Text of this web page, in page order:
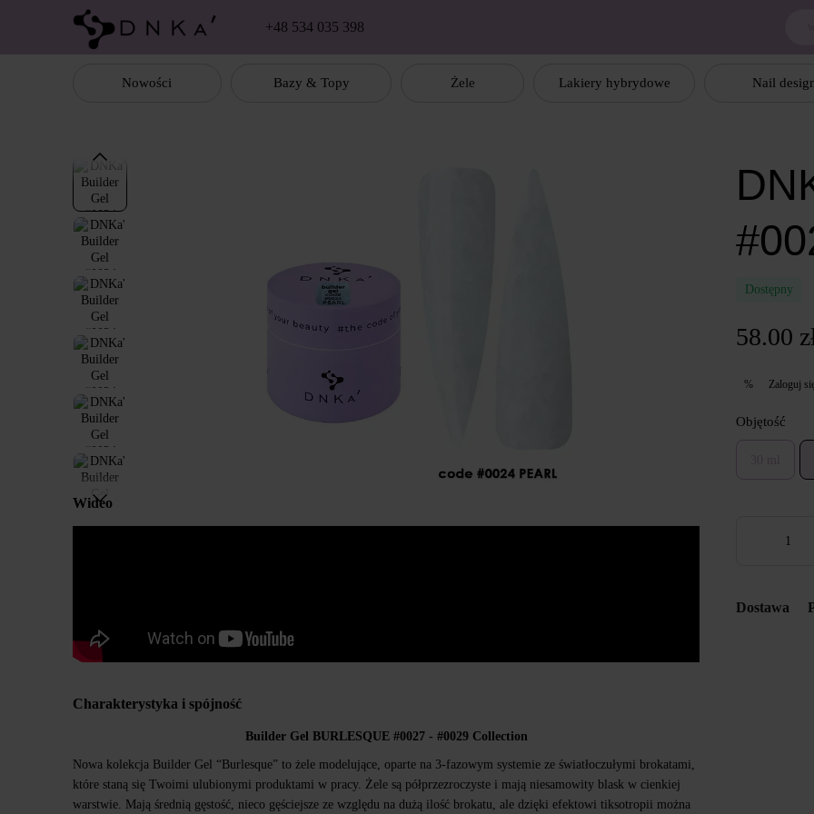
Перейти к основному контенту
+48 534 035 398
Nowości Bazy & Topy Żele Lakiery hybrydowe Nail
Wideo
Charakterystyka i spójność
Builder Gel BURLESQUE #0027 - #0029 Collection
Nowa kolekcja Builder Gel “Burlesque” to żele modelujące, oparte na 3-fazowym systemie ze światłoczułymi brokatami,
które staną się Twoimi ulubionymi produktami w pracy. Żele są półprzezroczyste i mają niesamowity blask w cienkiej
warstwie. Mają średnią gęstość, nieco gęściejsze ze względu na dużą ilość brokatu, ale dzięki efektowi tiksotropii można
Dostępny
58.00
% Zaloguj
Objętość
Dostawa